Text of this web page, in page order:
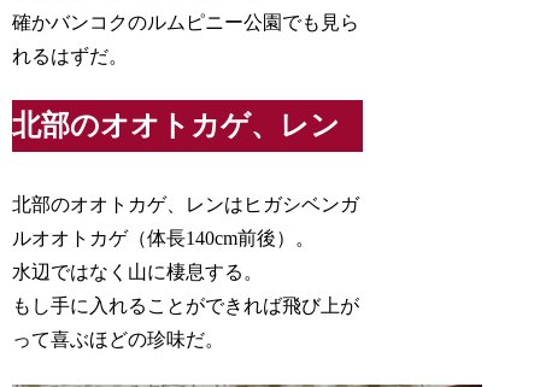
確かバンコクのルムピニー公園でも見ら
れるはずだ。
北部のオオトカゲ、レン
北部のオオトカゲ、レンはヒガシベンガ
ルオオトカゲ（体長140cm前後）。
水辺ではなく山に棲息する。
もし手に入れることができれば飛び上が
って喜ぶほどの珍味だ。